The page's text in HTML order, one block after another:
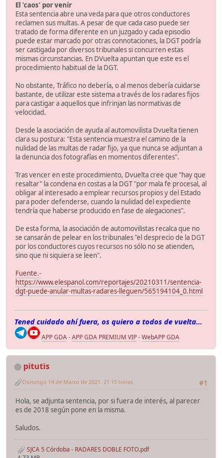
El 'caos' por venir
Esta sentencia abre una veda para que otros conductores
reclamen sus multas. A pesar de que cada caso puede ser
tratado de forma diferente en un juzgado y cada episodio
puede estar marcado por otras connotaciones, la DGT podría
ser castigada por diversos tribunales si concurren estas
mismas circunstancias. En DVuelta apuntan que este es el
procedimiento habitual de la DGT.
No obstante, Tráfico no debería, o al menos debería cuidarse
bastante, de utilizar este sistema a través de los radares fijos
para castigar a aquellos que infrinjan las normativas de
velocidad.
Desde la asociación de ayuda al automovilista Dvuelta tienen
clara su postura: "Esta sentencia muestra el camino de la
nulidad de las multas de radar fijo, ya que nunca se adjuntan a
la denuncia dos fotografías en momentos diferentes".
Tras vencer en este procedimiento, Dvuelta cree que "hay que
resaltar" la condena en costas a la DGT "por mala fe procesal, al
obligar al interesado a emplear recursos propios y del Estado
para poder defenderse, cuando la nulidad del expediente
tendría que haberse producido en fase de alegaciones".
De esta forma, la asociación de automovilistas recalca que no
se cansarán de pelear en los tribunales "el desprecio de la DGT
por los conductores cuyos recursos no sólo no se atienden,
sino que ni siquiera se leen".
Fuente.-
https://www.elespanol.com/reportajes/20210311/sentencia-
dgt-puede-anular-multas-radares-lleguen/565194104_0.html
Tened cuidado ahí fuera, os quiero a todos de vuelta...
APP GDA-APP GDA PREMIUM VIP-WebAPP GDA
pitutis
#1
Domingo 14 de Marzo de 2021. 21:15 horas.
Hola, se adjunta sentencia, por si fuera de interés, al parecer
es de 2018 según pone en la misma.
Saludos.
SJCA 5 Córdoba - RADARES DOBLE FOTO.pdf